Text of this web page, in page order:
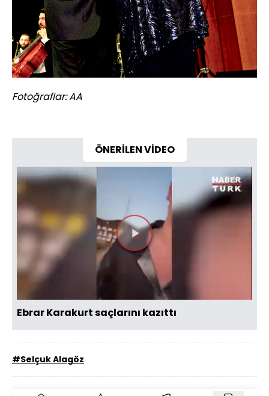
Fotoğraflar: AA
ÖNERİLEN VİDEO
Videoyu
Oynat
Ebrar Karakurt saçlarını kazıttı
#Selçuk Alagöz